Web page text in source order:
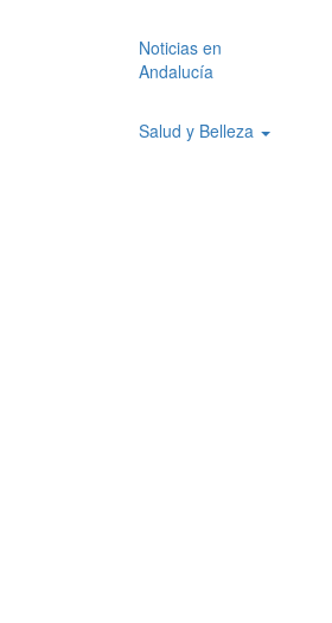
Noticias en
Andalucía
Salud y Belleza